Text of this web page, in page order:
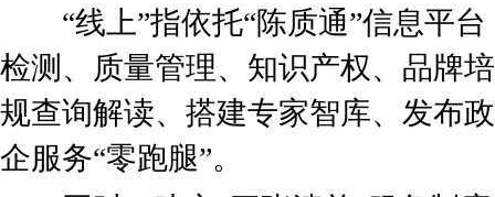
“线上”指依托“陈质通”信息平台
检测、质量管理、知识产权、品牌
规查询解读、搭建专家智库、发布
企服务“零跑腿”。